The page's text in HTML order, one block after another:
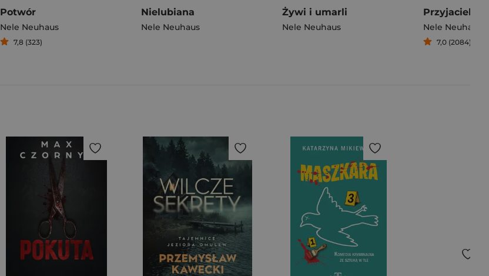
Potwór
Nele Neuhaus
7,8 (323)
Nielubiana
Nele Neuhaus
Żywi i umarli
Nele Neuhaus
Przyjaciele
Nele Neuhaus
7,0 (2084)